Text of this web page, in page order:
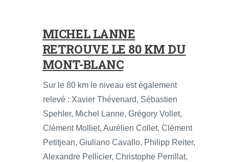
MICHEL LANNE
RETROUVE LE 80 KM DU
MONT-BLANC
Sur le 80 km le niveau est également
relevé : Xavier Thévenard, Sébastien
Spehler, Michel Lanne, Grégory Vollet,
Clément Molliet, Aurélien Collet, Clément
Petitjean, Giuliano Cavallo, Philipp Reiter,
Alexandre Pellicier, Christophe Perrillat,